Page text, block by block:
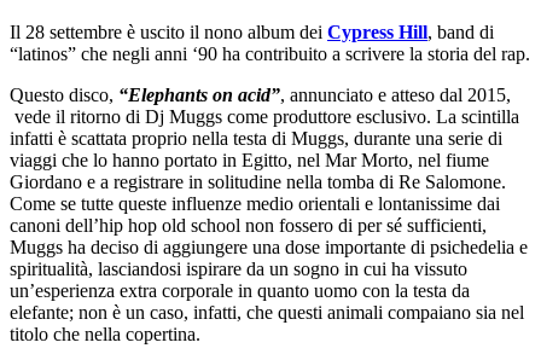
Il 28 settembre è uscito il nono album dei Cypress Hill, band di
“latinos” che negli anni ‘90 ha contribuito a scrivere la storia del rap.
Questo disco, “Elephants on acid”, annunciato e atteso dal 2015,
vede il ritorno di Dj Muggs come produttore esclusivo. La scintilla
infatti è scattata proprio nella testa di Muggs, durante una serie di
viaggi che lo hanno portato in Egitto, nel Mar Morto, nel fiume
Giordano e a registrare in solitudine nella tomba di Re Salomone.
Come se tutte queste influenze medio orientali e lontanissime dai
canoni dell’hip hop old school non fossero di per sé sufficienti,
Muggs ha deciso di aggiungere una dose importante di psichedelia e
spiritualità, lasciandosi ispirare da un sogno in cui ha vissuto
un’esperienza extra corporale in quanto uomo con la testa da
elefante; non è un caso, infatti, che questi animali compaiano sia nel
titolo che nella copertina.